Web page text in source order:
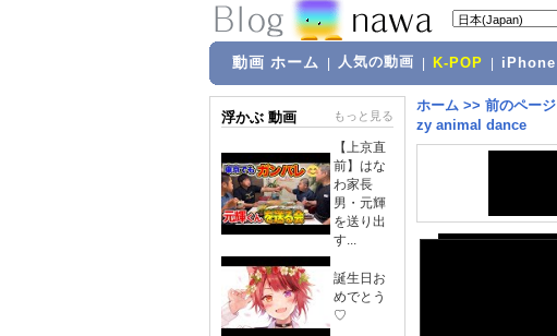
動画 ホーム 人気の動画 K-POP iPhone
浮かぶ 動画 もっと見る
【上京直
前】はな
わ家長
男・元輝
を送り出
す...
誕生日お
めでとう
♡
ホーム >> 前のページ
zy animal dance